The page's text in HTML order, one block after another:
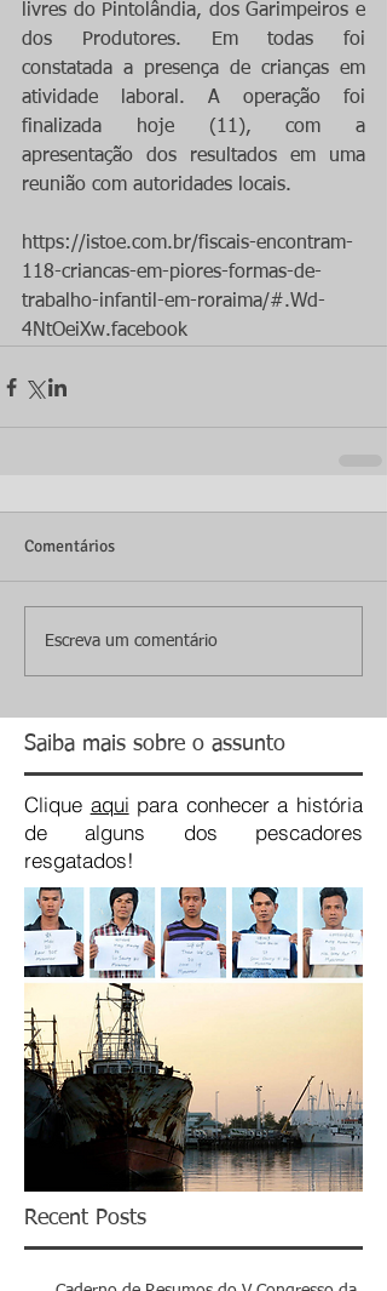
livres do Pintolândia, dos Garimpeiros e
dos Produtores. Em todas foi
constatada a presença de crianças em
atividade laboral. A operação foi
finalizada hoje (11), com a
apresentação dos resultados em uma
reunião com autoridades locais.
https://istoe.com.br/fiscais-encontram-
118-criancas-em-piores-formas-de-
trabalho-infantil-em-roraima/#.Wd-
4NtOeiXw.facebook
Comentários
Escreva um comentário
Saiba mais sobre o assunto
Clique aqui para conhecer a história
de alguns dos pescadores
resgatados!
Recent Posts